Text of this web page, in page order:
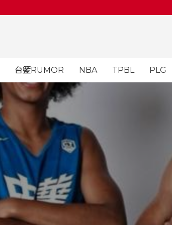
台籃RUMOR NBA TPBL PLG